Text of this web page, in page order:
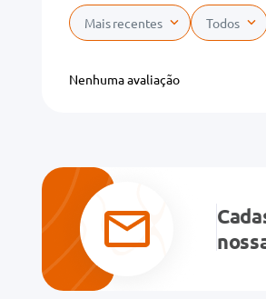
Adicionar avaliação
Avalie o produto de 1 a 5
★★★
Seu nome
Mais recentes Todos
Nenhuma avaliação